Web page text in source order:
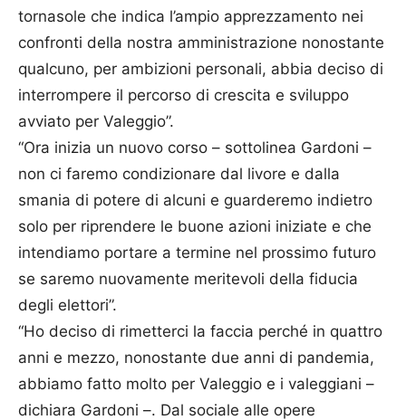
tornasole che indica l’ampio apprezzamento nei
confronti della nostra amministrazione nonostante
qualcuno, per ambizioni personali, abbia deciso di
interrompere il percorso di crescita e sviluppo
avviato per Valeggio”.
“Ora inizia un nuovo corso – sottolinea Gardoni –
non ci faremo condizionare dal livore e dalla
smania di potere di alcuni e guarderemo indietro
solo per riprendere le buone azioni iniziate e che
intendiamo portare a termine nel prossimo futuro
se saremo nuovamente meritevoli della fiducia
degli elettori”.
“Ho deciso di rimetterci la faccia perché in quattro
anni e mezzo, nonostante due anni di pandemia,
abbiamo fatto molto per Valeggio e i valeggiani –
dichiara Gardoni –. Dal sociale alle opere